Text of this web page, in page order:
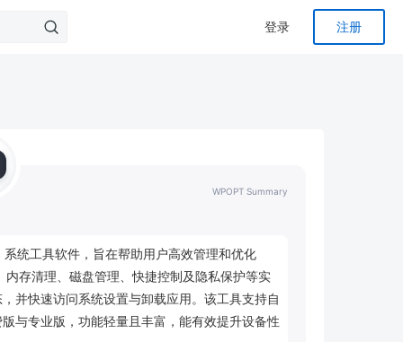
登录 注册
WPOPT Summary
统工具软件，旨在帮助用户高效管理和优化
存清理、磁盘管理、快捷控制及隐私保护等实
并快速访问系统设置与卸载应用。该工具支持自
与专业版，功能轻量且丰富，能有效提升设备性